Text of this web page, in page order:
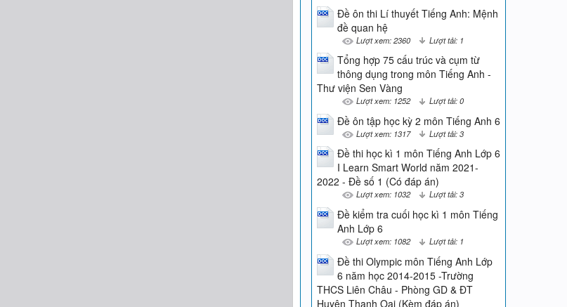
Đề ôn thi Lí thuyết Tiếng Anh: Mệnh
đề quan hệ
Lượt xem: 2360 Lượt tải: 1
Tổng hợp 75 cấu trúc và cụm từ
thông dụng trong môn Tiếng Anh -
Thư viện Sen Vàng
Lượt xem: 1252 Lượt tải: 0
Đề ôn tập học kỳ 2 môn Tiếng Anh 6
Lượt xem: 1317 Lượt tải: 3
Đề thi học kì 1 môn Tiếng Anh Lớp 6
I Learn Smart World năm 2021-
2022 - Đề số 1 (Có đáp án)
Lượt xem: 1032 Lượt tải: 3
Đề kiểm tra cuối học kì 1 môn Tiếng
Anh Lớp 6
Lượt xem: 1082 Lượt tải: 1
Đề thi Olympic môn Tiếng Anh Lớp
6 năm học 2014-2015 -Trường
THCS Liên Châu - Phòng GD & ĐT
Huyện Thanh Oai (Kèm đáp án)